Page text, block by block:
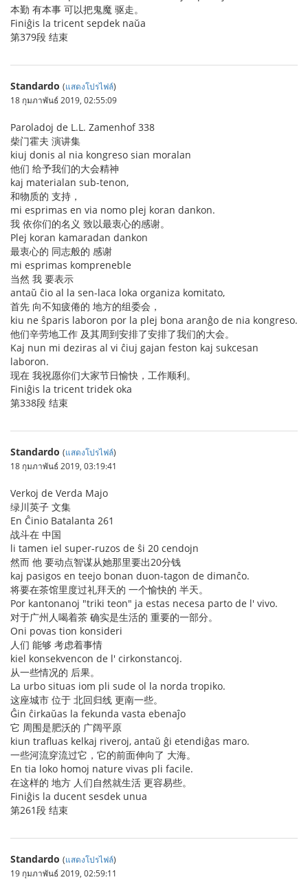
本勤 有本事 可以把鬼魔 驱走。
Finiĝis la tricent sepdek naŭa
第379段 结束
Standardo (แสดงโปรไฟล์)
18 กุมภาพันธ์ 2019, 02:55:09
Paroladoj de L.L. Zamenhof 338
柴门霍夫 演讲集
kiuj donis al nia kongreso sian moralan
他们 给予我们的大会精神
kaj materialan sub-tenon,
和物质的 支持，
mi esprimas en via nomo plej koran dankon.
我 依你们的名义 致以最衷心的感谢。
Plej koran kamaradan dankon
最衷心的 同志般的 感谢
mi esprimas kompreneble
当然 我 要表示
antaŭ ĉio al la sen-laca loka organiza komitato,
首先 向不知疲倦的 地方的组委会，
kiu ne ŝparis laboron por la plej bona aranĝo de nia kongreso.
他们辛劳地工作 及其周到安排了安排了我们的大会。
Kaj nun mi deziras al vi ĉiuj gajan feston kaj sukcesan
laboron.
现在 我祝愿你们大家节日愉快，工作顺利。
Finiĝis la tricent tridek oka
第338段 结束
Standardo (แสดงโปรไฟล์)
18 กุมภาพันธ์ 2019, 03:19:41
Verkoj de Verda Majo
绿川英子 文集
En Ĉinio Batalanta 261
战斗在 中国
li tamen iel super-ruzos de ŝi 20 cendojn
然而 他 要动点智谋从她那里要出20分钱
kaj pasigos en teejo bonan duon-tagon de dimanĉo.
将要在茶馆里度过礼拜天的 一个愉快的 半天。
Por kantonanoj "triki teon" ja estas necesa parto de l' vivo.
对于广州人喝着茶 确实是生活的 重要的一部分。
Oni povas tion konsideri
人们 能够 考虑着事情
kiel konsekvencon de l' cirkonstancoj.
从一些情况的 后果。
La urbo situas iom pli sude ol la norda tropiko.
这座城市 位于 北回归线 更南一些。
Ĝin ĉirkaŭas la fekunda vasta ebenaĵo
它 周围是肥沃的 广阔平原
kiun trafluas kelkaj riveroj, antaŭ ĝi etendiĝas maro.
一些河流穿流过它，它的前面伸向了 大海。
En tia loko homoj nature vivas pli facile.
在这样的 地方 人们自然就生活 更容易些。
Finiĝis la ducent sesdek unua
第261段 结束
Standardo (แสดงโปรไฟล์)
19 กุมภาพันธ์ 2019, 02:59:11